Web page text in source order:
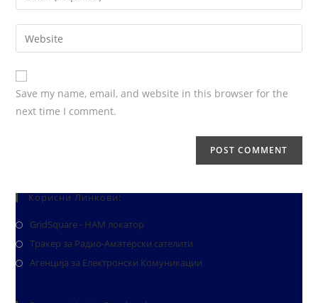
Save my name, email, and website in this browser for the
next time I comment.
Корисни Линкови:
GridSquare - HAM локатор
Тракер за Радио-Аматерски сателити
Агенција за Електронски Комуникации